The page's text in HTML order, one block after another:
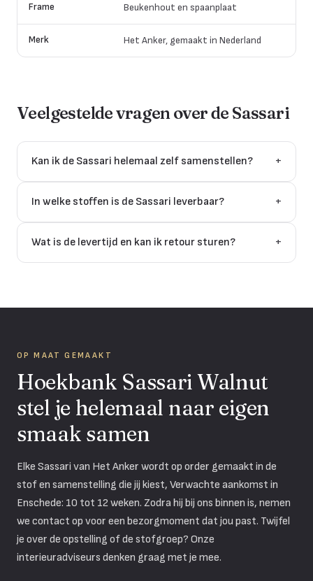
Frame Beukenhout en spaanplaat
Merk Het Anker, gemaakt in Nederland
Veelgestelde vragen over de Sassari
Kan ik de Sassari helemaal zelf samenstellen? +
In welke stoffen is de Sassari leverbaar? +
Wat is de levertijd en kan ik retour sturen? +
OP MAAT GEMAAKT
Hoekbank Sassari Walnut
stel je helemaal naar eigen
smaak samen
Elke Sassari van Het Anker wordt op order gemaakt in de
stof en samenstelling die jij kiest, Verwachte aankomst in
Enschede: 10 tot 12 weken. Zodra hij bij ons binnen is, nemen
we contact op voor een bezorgmoment dat jou past. Twijfel
je over de opstelling of de stofgroep? Onze
interieuradviseurs denken graag met je mee.